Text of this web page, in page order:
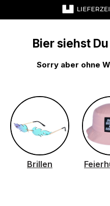
Bildergalerie überspringen
Bier siehst
Sorry aber ohne
Brillen